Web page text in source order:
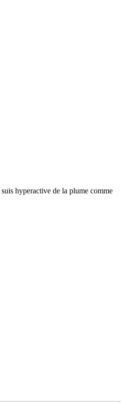
hyperactive de la plume comme